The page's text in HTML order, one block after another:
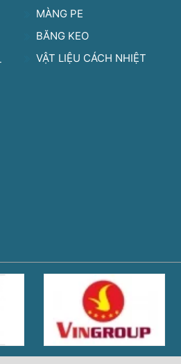
MÀNG PE
BĂNG KEO
VẬT LIỆU CÁCH NHIỆT